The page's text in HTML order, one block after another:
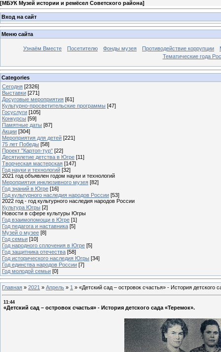
[МБУК Музей истории и ремёсел Советского района]
Вход на сайт
Меню сайта
Узнаём Вместе Посетителю Фонды музея Противодействие коррупции
Тематические года
Categories
Сегодня [2326]
Выставки [271]
Досуговые мероприятия [61]
Культурно-просветительские программы [47]
Госуслуги [105]
Конкурсы [59]
Памятные даты [87]
Акции [304]
Мероприятия для детей [221]
75 лет Победы [58]
Проект "Картоп-тур" [22]
Десятилетие детства в Югре [11]
Творческая мастерская [147]
Год науки и технологий [32]
2021 год объявлен годом науки и технологий
Мероприятия инклюзивного музея [82]
Год знаний в Югре [16]
Год культурного наследия народов России [53]
2022 год - год культурного наследия народов России
Культура Югры [2]
Новости в сфере культуры Югры
Год взаимопомощи в Югре [1]
Год педагога и наставника [5]
Музей о музее [8]
Год семьи [10]
Год народного сплочения в Югре [5]
Год защитника отечества [58]
Год исторического наследия Югры [34]
Год единства народов России [7]
Год молодой семьи [0]
Главная » 2021 » Апрель » 1 » «Детский сад – островок счастья» - История детского
11:44
«Детский сад – островок счастья» - История детского сада «Теремок».